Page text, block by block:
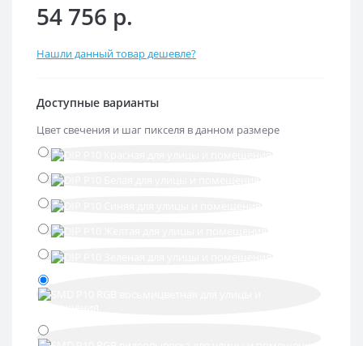
54 756 р.
Нашли данный товар дешевле?
Доступные варианты
Цвет свечения и шаг пикселя в данном размере